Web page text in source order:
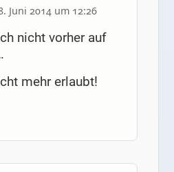
Juni 2014 um 12:26
nicht vorher auf
mehr erlaubt!